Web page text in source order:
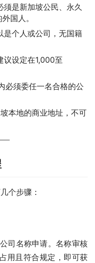
须是新加坡公民、永久
国人。
是个人或公司，无国籍
议设定在1,000至
必须委任一名合格的公
本地的商业地址，不可
个步骤：
司名称申请。名称审核
用且符合规定，即可获